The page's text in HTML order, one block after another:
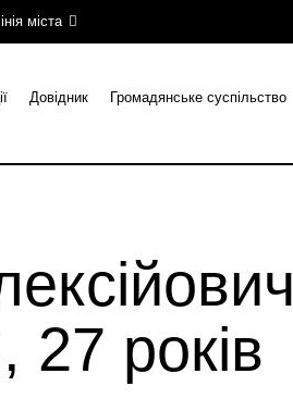
міста
Довідник Громадянське суспільство
років